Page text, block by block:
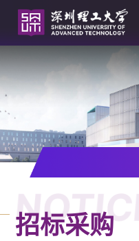
NOTICE
招标采购